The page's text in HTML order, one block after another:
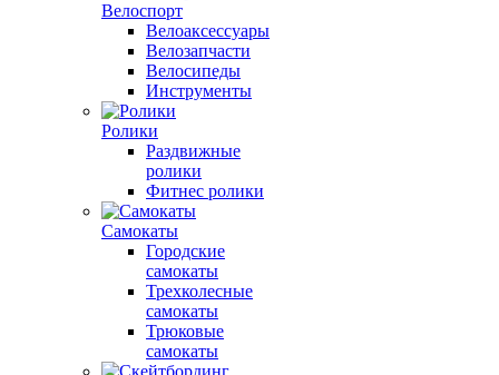
Велоспорт
Велоаксессуары
Велозапчасти
Велосипеды
Инструменты
Ролики
Раздвижные
ролики
Фитнес ролики
Самокаты
Городские
самокаты
Трехколесные
самокаты
Трюковые
самокаты